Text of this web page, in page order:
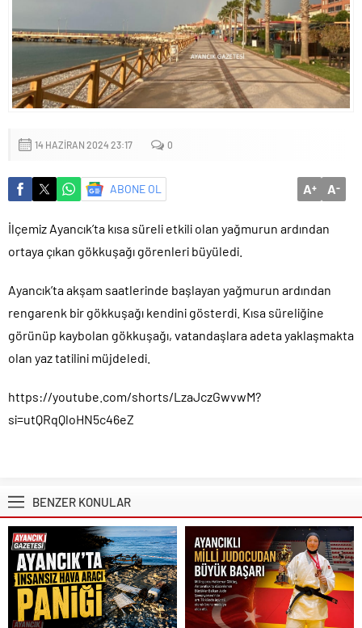
14 HAZIRAN 2024 23:17 0
ABONE OL A+ A-
İlçemiz Ayancık’ta kısa süreli etkili olan yağmurun ardından
ortaya çıkan gökkuşağı görenleri büyüledi.
Ayancık’ta akşam saatlerinde başlayan yağmurun ardından
rengarenk bir gökkuşağı kendini gösterdi. Kısa süreliğine
görünüp kaybolan gökkuşağı, vatandaşlara adeta yaklaşmakta
olan yaz tatilini müjdeledi.
https://youtube.com/shorts/LzaJczGwvwM?
si=utQRqQloHN5c46eZ
BENZER KONULAR